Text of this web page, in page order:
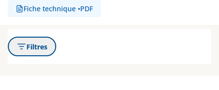
Fiche technique •PDF
Filtres